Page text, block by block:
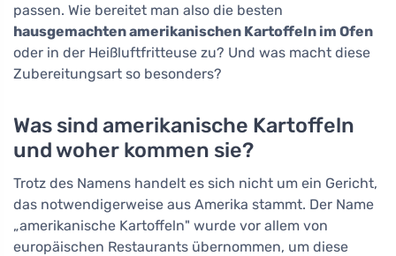
passen. Wie bereitet man also die besten
hausgemachten amerikanischen Kartoffeln im Ofen
oder in der Heißluftfritteuse zu? Und was macht diese
Zubereitungsart so besonders?
Was sind amerikanische Kartoffeln
und woher kommen sie?
Trotz des Namens handelt es sich nicht um ein Gericht,
das notwendigerweise aus Amerika stammt. Der Name
„amerikanische Kartoffeln" wurde vor allem von
europäischen Restaurants übernommen, um diese